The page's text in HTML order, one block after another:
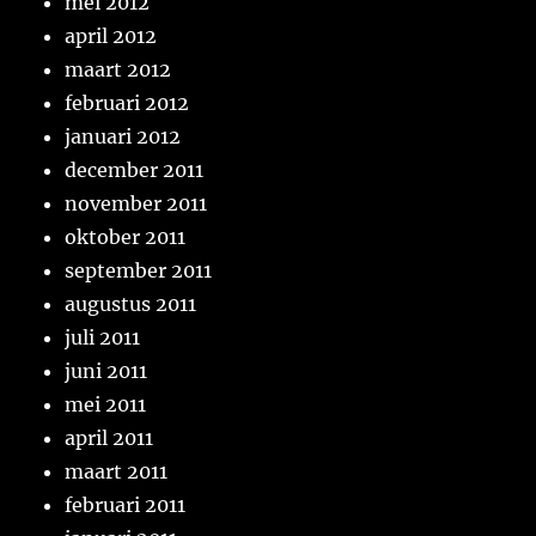
april 2012
maart 2012
februari 2012
januari 2012
december 2011
november 2011
oktober 2011
september 2011
augustus 2011
juli 2011
juni 2011
mei 2011
april 2011
maart 2011
februari 2011